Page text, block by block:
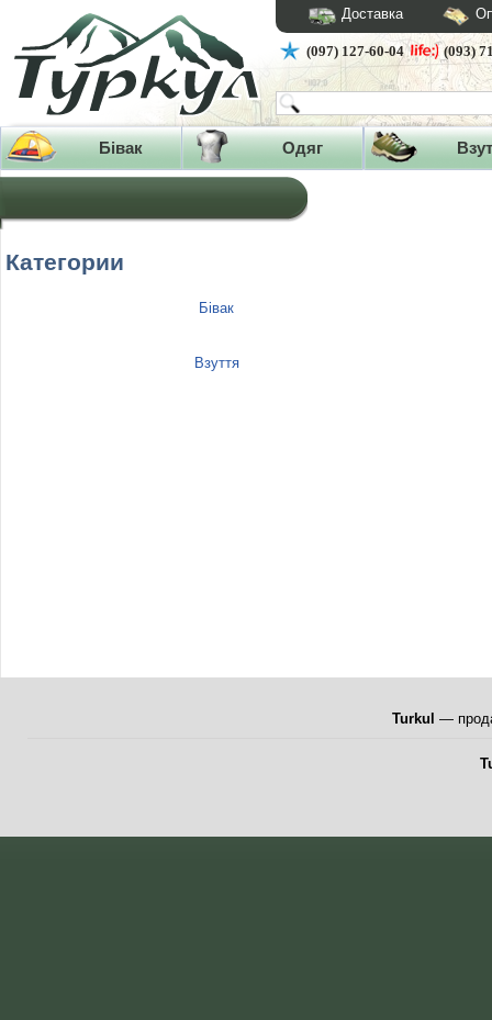
Доставка
(097) 127-60-04 (093)
Бівак Одяг
Категории
Бівак
Взуття
Turkul —